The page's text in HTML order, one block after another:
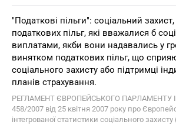
"Податкові пільги": соціальний
податкових пільг, які вважалися б
виплатами, якби вони надавались у
винятком податкових пільг, що
соціального захисту або підтримці
планів страхування.
РЕГЛАМЕНТ ЄВРОПЕЙСЬКОГО ПАРЛАМЕНТУ
458/2007 від 25 квітня 2007 року про
інтегрованої статистики соціального